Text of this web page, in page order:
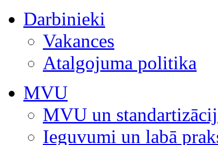
Darbinieki
Vakances
Atalgojuma politika
MVU
MVU un
Ieguvumi un labā